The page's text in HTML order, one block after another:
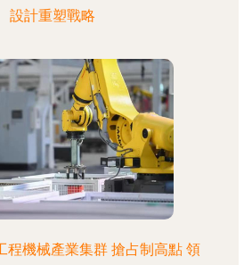
設計重塑戰略
程機械產業集群 搶占制高點 領